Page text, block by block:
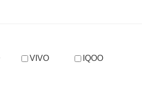
VIVO
IQOO